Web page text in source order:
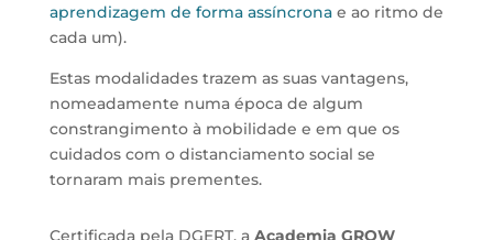
aprendizagem de forma assíncronae ao ritmo de
cada um).
Estas modalidades trazem as suas vantagens,
nomeadamente numa época de algum
constrangimento à mobilidade e em que os
cuidados com o distanciamento social se
tornaram mais prementes.
Certificada pela DGERT, a Academia GROW